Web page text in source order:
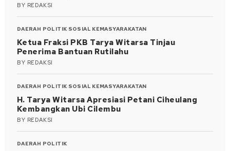
BY REDAKSI
DAERAH POLITIK SOSIAL KEMASYARAKATAN
Ketua Fraksi PKB Tarya Witarsa Tinjau
Penerima Bantuan Rutilahu
BY REDAKSI
DAERAH POLITIK SOSIAL KEMASYARAKATAN
H. Tarya Witarsa Apresiasi Petani Ciheulang
Kembangkan Ubi Cilembu
BY REDAKSI
DAERAH POLITIK